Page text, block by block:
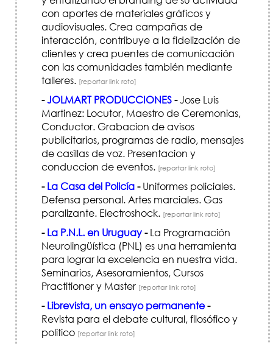
con aportes de materiales gráficos y
audiovisuales. Crea campañas de
interacción, contribuye a la fidelización de
clientes y crea puentes de comunicación
con las comunidades también mediante
talleres. [reportar link roto]
-JOLMART PRODUCCIONES-Jose Luis
Martinez: Locutor, Maestro de Ceremonias,
Conductor. Grabacion de avisos
publicitarios, programas de radio, mensajes
de casillas de voz. Presentacion y
conduccion de eventos. [reportar link roto]
- La Casa del Policía-Uniformes policiales.
Defensa personal. Artes marciales. Gas
paralizante. Electroshock. [reportar link roto]
- La P.N.L. en Uruguay-La Programación
Neurolingüística (PNL) es una herramienta
para lograr la excelencia en nuestra vida.
Seminarios, Asesoramientos, Cursos
Practitioner y Master [reportar link roto]
- Librevista, un ensayo permanente-
Revista para el debate cultural, filosófico y
político [reportar link roto]